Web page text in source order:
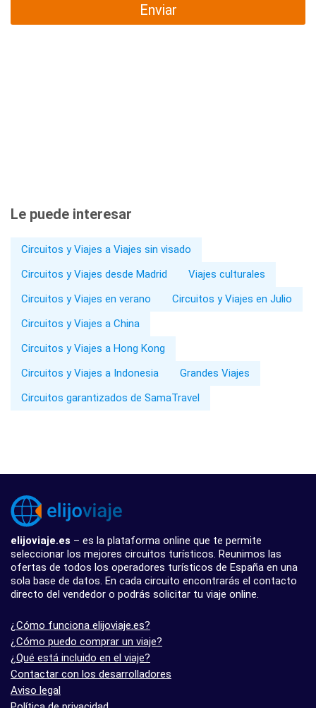
Enviar
Le puede interesar
Circuitos y Viajes a Viajes sin visado
Circuitos y Viajes desde Madrid
Viajes culturales
Circuitos y Viajes en verano
Circuitos y Viajes en Julio
Circuitos y Viajes a China
Circuitos y Viajes a Hong Kong
Circuitos y Viajes a Indonesia
Grandes Viajes
Circuitos garantizados de SamaTravel
elijoviaje.es – es la plataforma online que te permite
seleccionar los mejores circuitos turísticos. Reunimos las
ofertas de todos los operadores turísticos de España en una
sola base de datos. En cada circuito encontrarás el contacto
directo del vendedor o podrás solicitar tu viaje online.
¿Cómo funciona elijoviaje.es?
¿Cómo puedo comprar un viaje?
¿Qué está incluido en el viaje?
Contactar con los desarrolladores
Aviso legal